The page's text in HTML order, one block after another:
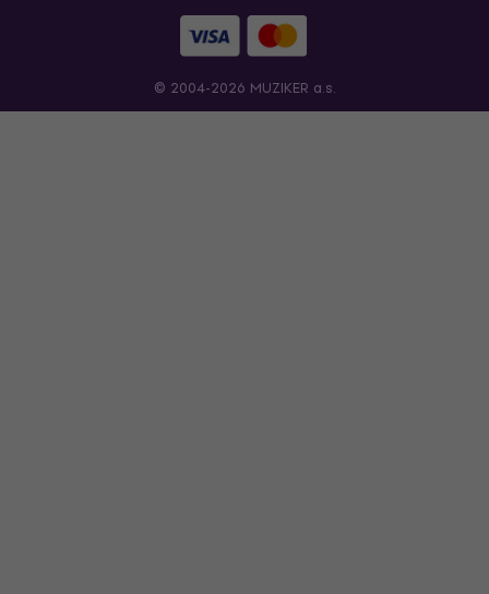
© 2004-2026 MUZIKER a.s.